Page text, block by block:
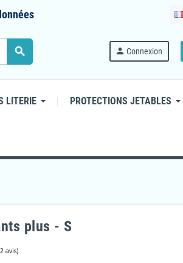
search person Connexion
LITERIE PROTECTIONS JETABLES
plus - S